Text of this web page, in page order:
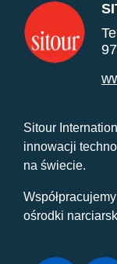
Sitour
innowacji
na świecie.
ośrodki